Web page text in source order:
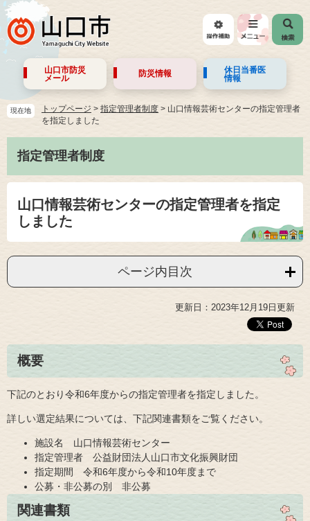
山口市防災
メール
防災情報
休日当番医
情報
現在地 トップページ > 指定管理者制度 > 山口情報芸術センターの指定管理者
を指定しました
指定管理者制度
山口情報芸術センターの指定管理者を指定
しました
ページ内目次
更新日：2023年12月19日更新
概要
下記のとおり令和6年度からの指定管理者を指定しました。
詳しい選定結果については、下記関連書類をご覧ください。
施設名 山口情報芸術センター
指定管理者 公益財団法人山口市文化振興財団
指定期間 令和6年度から令和10年度まで
公募・非公募の別 非公募
関連書類